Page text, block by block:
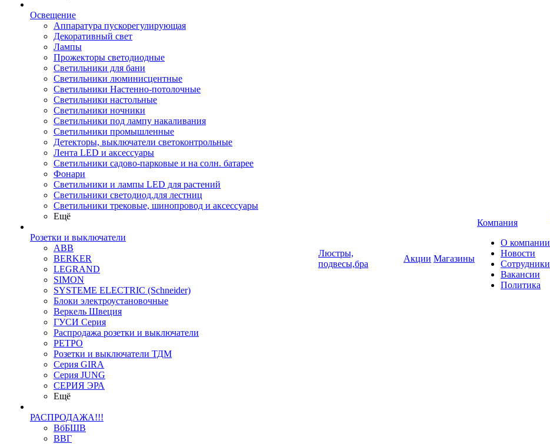
Освещение
Аппаратура пускорегулирующая
Декоративный свет
Лампы
Прожекторы светодиодные
Светильники для бани
Светильники люминисцентные
Светильники Настенно-потолочные
Светильники настольные
Светильники ночники
Светильники под лампу накаливания
Светильники промышленные
Детекторы, выключатели светоконтрольные
Лента LED и аксессуары
Светильники садово-парковые и на солн. батарее
Фонари
Светильники и лампы LED для растений
Светильники светодиод.для лестниц
Светильники трековые, шинопровод и аксессуары
Ещё
Розетки и выключатели
ABB
BERKER
LEGRAND
SIMON
SYSTEME ELECTRIC (Schneider)
Блоки электроустановочные
Веркель Швеция
ГУСИ Серия
Распродажа розетки и выключатели
РЕТРО
Розетки и выключатели ТДМ
Серия GIRA
Серия JUNG
СЕРИЯ ЭРА
Ещё
РАСПРОДАЖА!!!
ВбБШВ
ВВГ
Люстры,
подвесы,бра
Акции Магазины
Компания
О компании
Новости
Сотрудники
Вакансии
Политика